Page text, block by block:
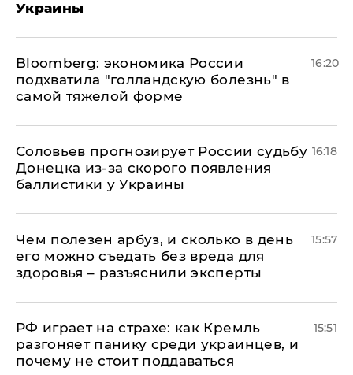
Украины
Bloomberg: экономика России
подхватила "голландскую болезнь" в
самой тяжелой форме
16:20
Соловьев прогнозирует России судьбу
Донецка из-за скорого появления
баллистики у Украины
16:18
Чем полезен арбуз, и сколько в день
его можно съедать без вреда для
здоровья – разъяснили эксперты
15:57
РФ играет на страхе: как Кремль
разгоняет панику среди украинцев, и
почему не стоит поддаваться
15:51